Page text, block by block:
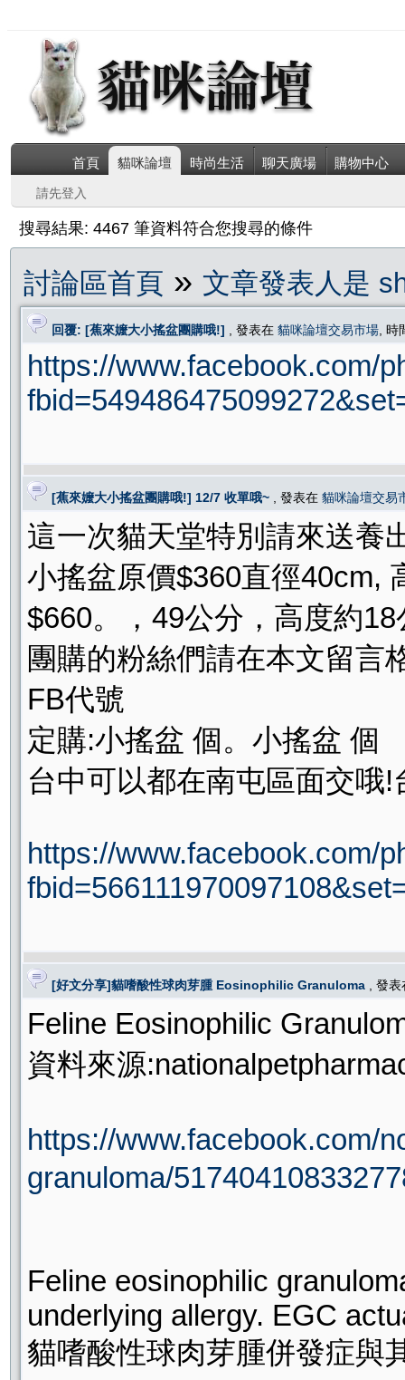
首頁 貓咪論壇 時尚生活 聊天廣場 購物中心
請先登入
搜尋結果: 4467 筆資料符合您搜尋的條件
討論區首頁 » 文章發表人是
回覆: [蕉來嬤大小搖盆團購哦!] , 發表在 貓咪論壇交易市場 ,
https://www.facebook.com/
[蕉來嬤大小搖盆團購哦!] 12/7 收單哦~ , 發表在 貓咪論壇交易
這一次貓天堂特別請來送養
小搖盆原價$360直徑40cm,
$660。，49公分，高度約
團購的粉絲們請在本文留言
FB代號
定購:小搖盆 個。小搖盆 個
台中可以都在南屯區面交哦
https://www.facebook.com/
[好文分享]貓嗜酸性球肉芽腫 Eosinophilic Granuloma , 發
Feline Eosinophilic
資料來源
https://www.facebook.com/
granuloma/
Feline eosinophilic
underlying allergy. EGC
貓嗜酸性球肉芽腫併發症與